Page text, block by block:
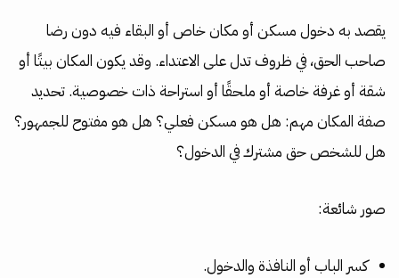
يقصد به دخول مسكن أو مكان خاص أو البقاء فيه دون رضا
صاحب الحق، في ظروف تدل على الاعتداء. وقد يكون المكان بيتًا أو
شقة أو غرفة خاصة أو ملحقًا أو استراحة ذات خصوصية. تحديد
صفة المكان مهم: هل هو مسكن فعلي؟ هل هو مفتوح للجمهور؟
هل للشخص حق مشترك في الدخول؟
صور شائعة:
كسر الباب أو النافذة والدخول.